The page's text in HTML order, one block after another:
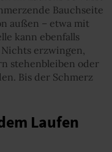
Bauchseite
außen – etwa mit
kann ebenfalls
erzwingen,
stehenbleiben oder
Bis der Schmerz
Laufen